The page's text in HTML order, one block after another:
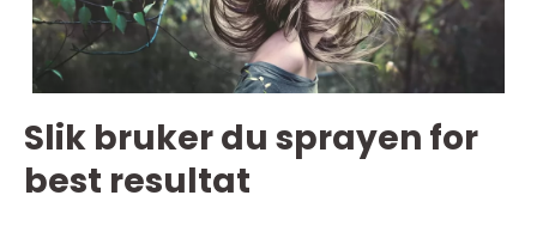
Slik bruker du sprayen for
best resultat